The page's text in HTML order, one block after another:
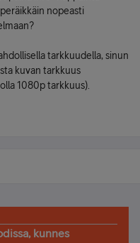
nopeasti
tarkkuudella, sinun
kuvan tarkkuus
1080p tarkkuus).
kunnes